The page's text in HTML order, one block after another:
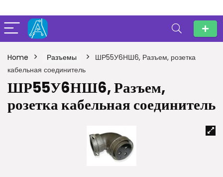
Home Разъемы
ШР55У6НШ6, Разъем, розетка
кабельная соединитель
ШР55У6НШ6, Разъем,
розетка кабельная соединитель